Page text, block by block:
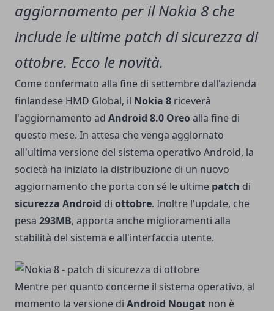
aggiornamento per il Nokia 8 che
include le ultime patch di sicurezza di
ottobre. Ecco le novità.
Come confermato alla fine di settembre dall'azienda
finlandese HMD Global, il Nokia 8 riceverà
l'aggiornamento ad Android 8.0 Oreo alla fine di
questo mese. In attesa che venga aggiornato
all'ultima versione del sistema operativo Android, la
società ha iniziato la distribuzione di un nuovo
aggiornamento che porta con sé le ultime patch di
sicurezza Android di ottobre. Inoltre l'update, che
pesa 293MB, apporta anche miglioramenti alla
stabilità del sistema e all'interfaccia utente.
Mentre per quanto concerne il sistema operativo, al
momento la versione di Android Nougat non è